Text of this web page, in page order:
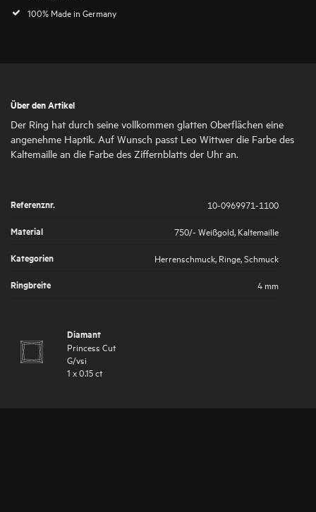
100% Made in Germany
Über den Artikel
Der Ring hat durch seine vollkommen glatten Oberflächen eine
angenehme Haptik. Auf Wunsch passt Leo Wittwer die Farbe des
Kaltemaille an die Farbe des Ziffernblatts der Uhr an.
Referenznr.
10-0969971-1100
Material
750/- Weißgold Kaltemaille
Kategorien
Herrenschmuck Ringe Schmuck
Ringbreite
4 mm
Diamant
Princess Cut
G/vsi
1 x0.15ct